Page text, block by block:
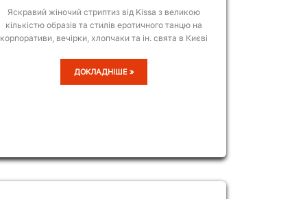
Яскравий жіночий стриптиз від Kissa з великою
кількістю образів та стилів еротичного танцю на
корпоративи, вечірки, хлопчаки та ін. свята в Києві
KISSA
ДОКЛАДНІШЕ »